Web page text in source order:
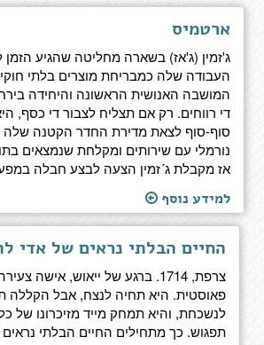
ארטמיס
ג'זמין (ג'אז) בשארה מחליטה שהגיע
העבודה שלה כמבריחת מוצרים בלתי
המושבה האנושית הראשונה והיחידה
די רווחים. רק אם תצליח לצבור די כסף,
סוף-סוף לצאת מדירת החדר הקטנה שלה
נורמלי עם שירותים ומקלחת שנמצאים
אז מקבלת ג´זמין הצעה לבצע חבלה
למידע נוסף
החיים הבלתי נראים של אדי
צרפת, 1714. ברגע של ייאוש,
פאוסטית. היא תחיה לנצח, אבל הקללה
לנשכחת, והיא תמחק מייד מזיכרונו של
תפגוש. כך מתחילים החיים הבלתי נראים